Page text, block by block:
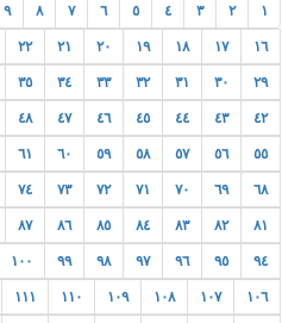
١ ٢ ٣ ٤ ٥ ٦ ٧ ٨ ٩
١٦ ١٧ ١٨ ١٩ ٢٠ ٢١ ٢٢
٢٩ ٣٠ ٣١ ٣٢ ٣٣ ٣٤ ٣٥
٤٢ ٤٣ ٤٤ ٤٥ ٤٦ ٤٧ ٤٨
٥٥ ٥٦ ٥٧ ٥٨ ٥٩ ٦٠ ٦١
٦٨ ٦٩ ٧٠ ٧١ ٧٢ ٧٣ ٧٤
٨١ ٨٢ ٨٣ ٨٤ ٨٥ ٨٦ ٨٧
٩٤ ٩٥ ٩٦ ٩٧ ٩٨ ٩٩ ١٠٠
١٠٦ ١٠٧ ١٠٨ ١٠٩ ١١٠ ١١١